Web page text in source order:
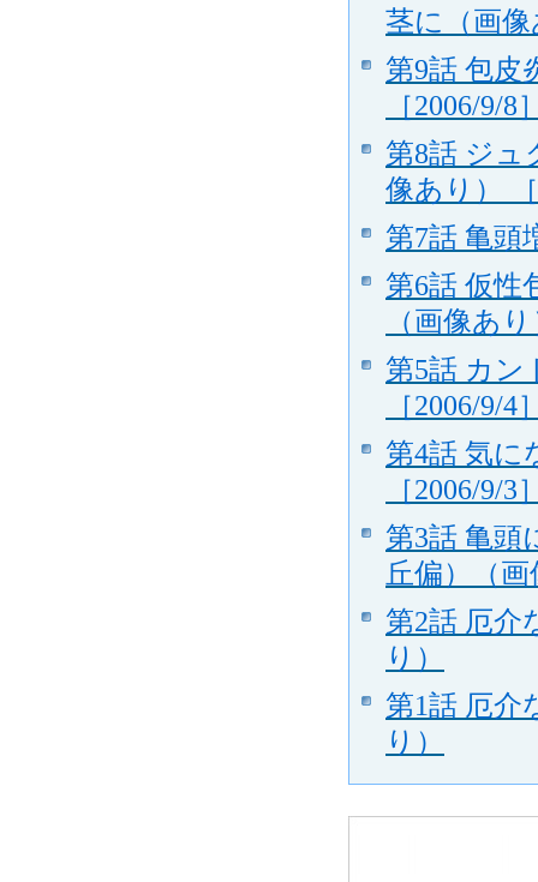
茎に（画像
第9話 包皮
［2006/9/8
第8話 ジュ
像あり）
第7話 亀頭
第6話 仮性
（画像あ
第5話 カン
［2006/9/4
第4話 気に
［2006/9/3
第3話 亀頭
丘偏）（
第2話 厄介
り）
第1話 厄介
り）